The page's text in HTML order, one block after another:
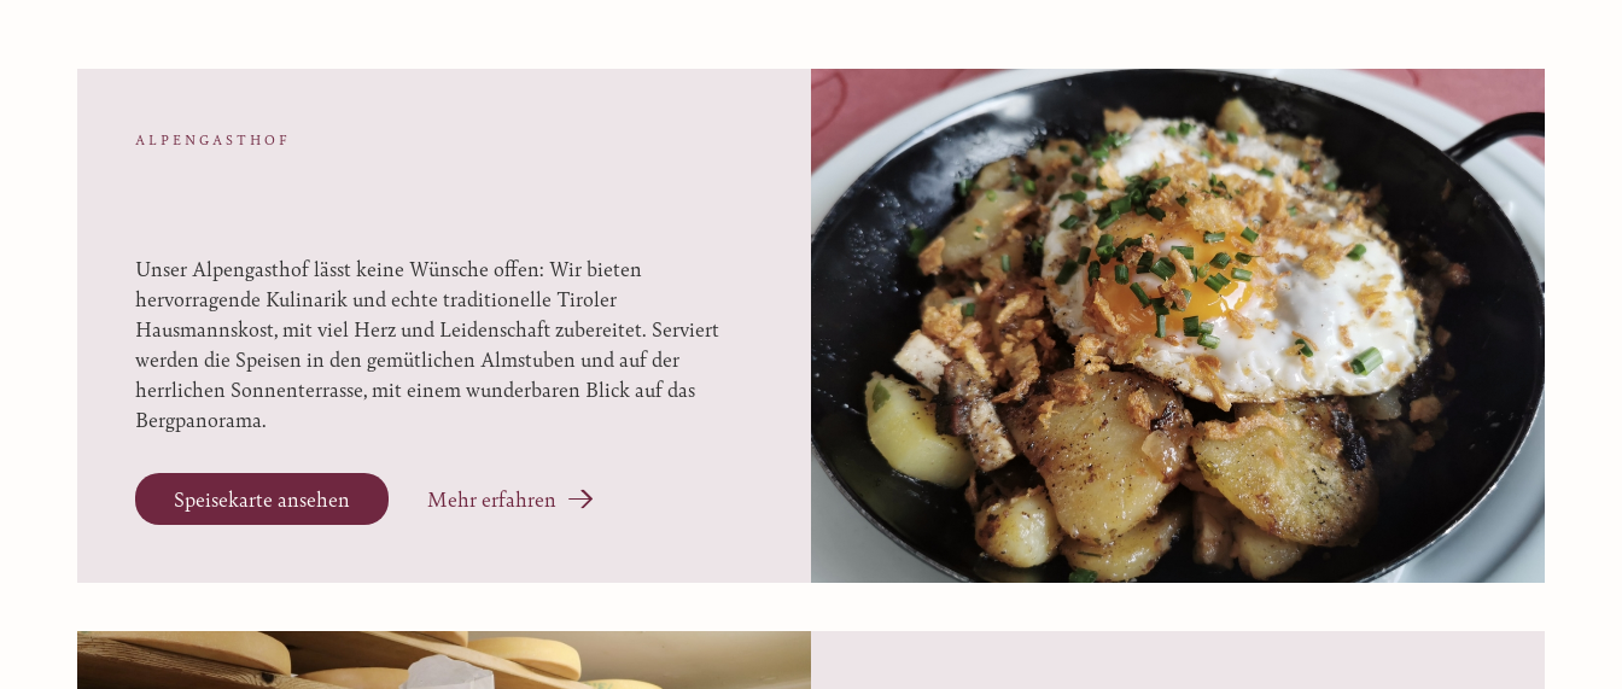
ALPENGASTHOF
Unser Alpengasthof lässt keine Wünsche offen: Wir bieten
hervorragende Kulinarik und echte traditionelle Tiroler
Hausmannskost, mit viel Herz und Leidenschaft zubereitet. Serviert
werden die Speisen in den gemütlichen Almstuben und auf der
herrlichen Sonnenterrasse, mit einem wunderbaren Blick auf das
Bergpanorama.
Speisekarte ansehen Mehr erfahren